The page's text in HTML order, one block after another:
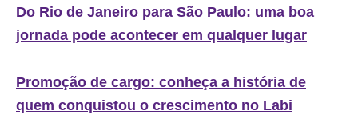
Do Rio de Janeiro para São Paulo: uma boa
jornada pode acontecer em qualquer lugar
Promoção de cargo: conheça a história de
quem conquistou o crescimento no Labi